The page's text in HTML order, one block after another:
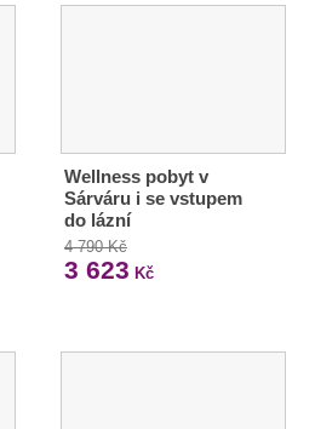
Wellness pobyt v
Sárváru i se vstupem
do lázní
4 790 Kč
3 623 Kč